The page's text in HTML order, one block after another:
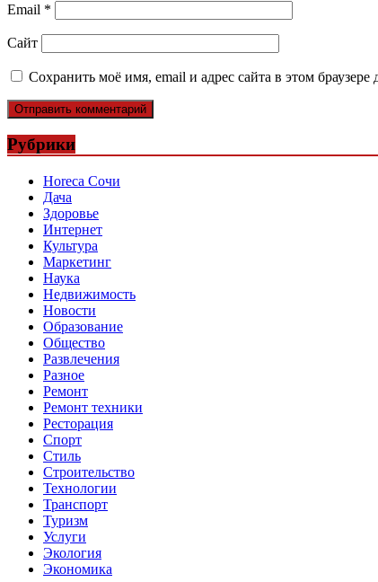
Email *
Сайт
Сохранить моё имя, email и адрес сайта в этом
Рубрики
Horeca Сочи
Дача
Здоровье
Интернет
Культура
Маркетинг
Наука
Недвижимость
Новости
Образование
Общество
Развлечения
Разное
Ремонт
Ремонт техники
Ресторация
Спорт
Стиль
Строительство
Технологии
Транспорт
Туризм
Услуги
Экология
Экономика